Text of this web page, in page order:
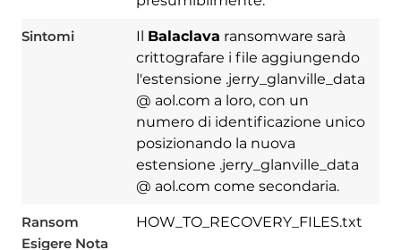
Sintomi Il Balaclava ransomware sarà
crittografare i file aggiungendo
l'estensione .jerry_glanville_data
@ aol.com a loro, con un
numero di identificazione unico
posizionando la nuova
estensione .jerry_glanville_data
@ aol.com come secondaria.
Ransom
Esigere Nota
HOW_TO_RECOVERY_FILES.txt